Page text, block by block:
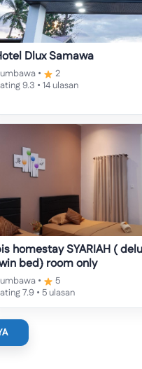
Dlux Samawa
•
2
9.3 • 14 ulasan
homestay SYARIAH (
bed) room only
•
5
7.9 • 5 ulasan